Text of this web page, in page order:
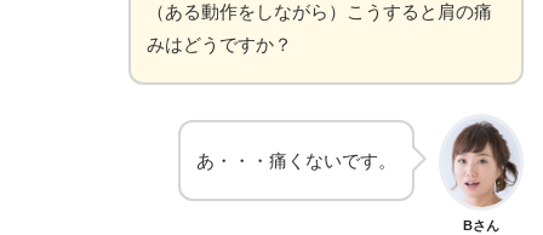
（ある動作をしながら）こうすると肩の痛
みはどうですか？
Bさん
あ・・・痛くないです。